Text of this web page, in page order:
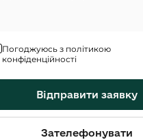
Погоджуюсь з політикою
конфіденційності
Відправити заявку
Зателефонувати